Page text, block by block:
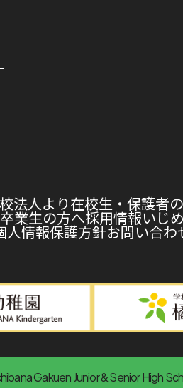
法人より在校生・保護者
卒業生の方へ採用情報いじ
人情報保護方針お問い合わ
Gakuen Junior & Senior High